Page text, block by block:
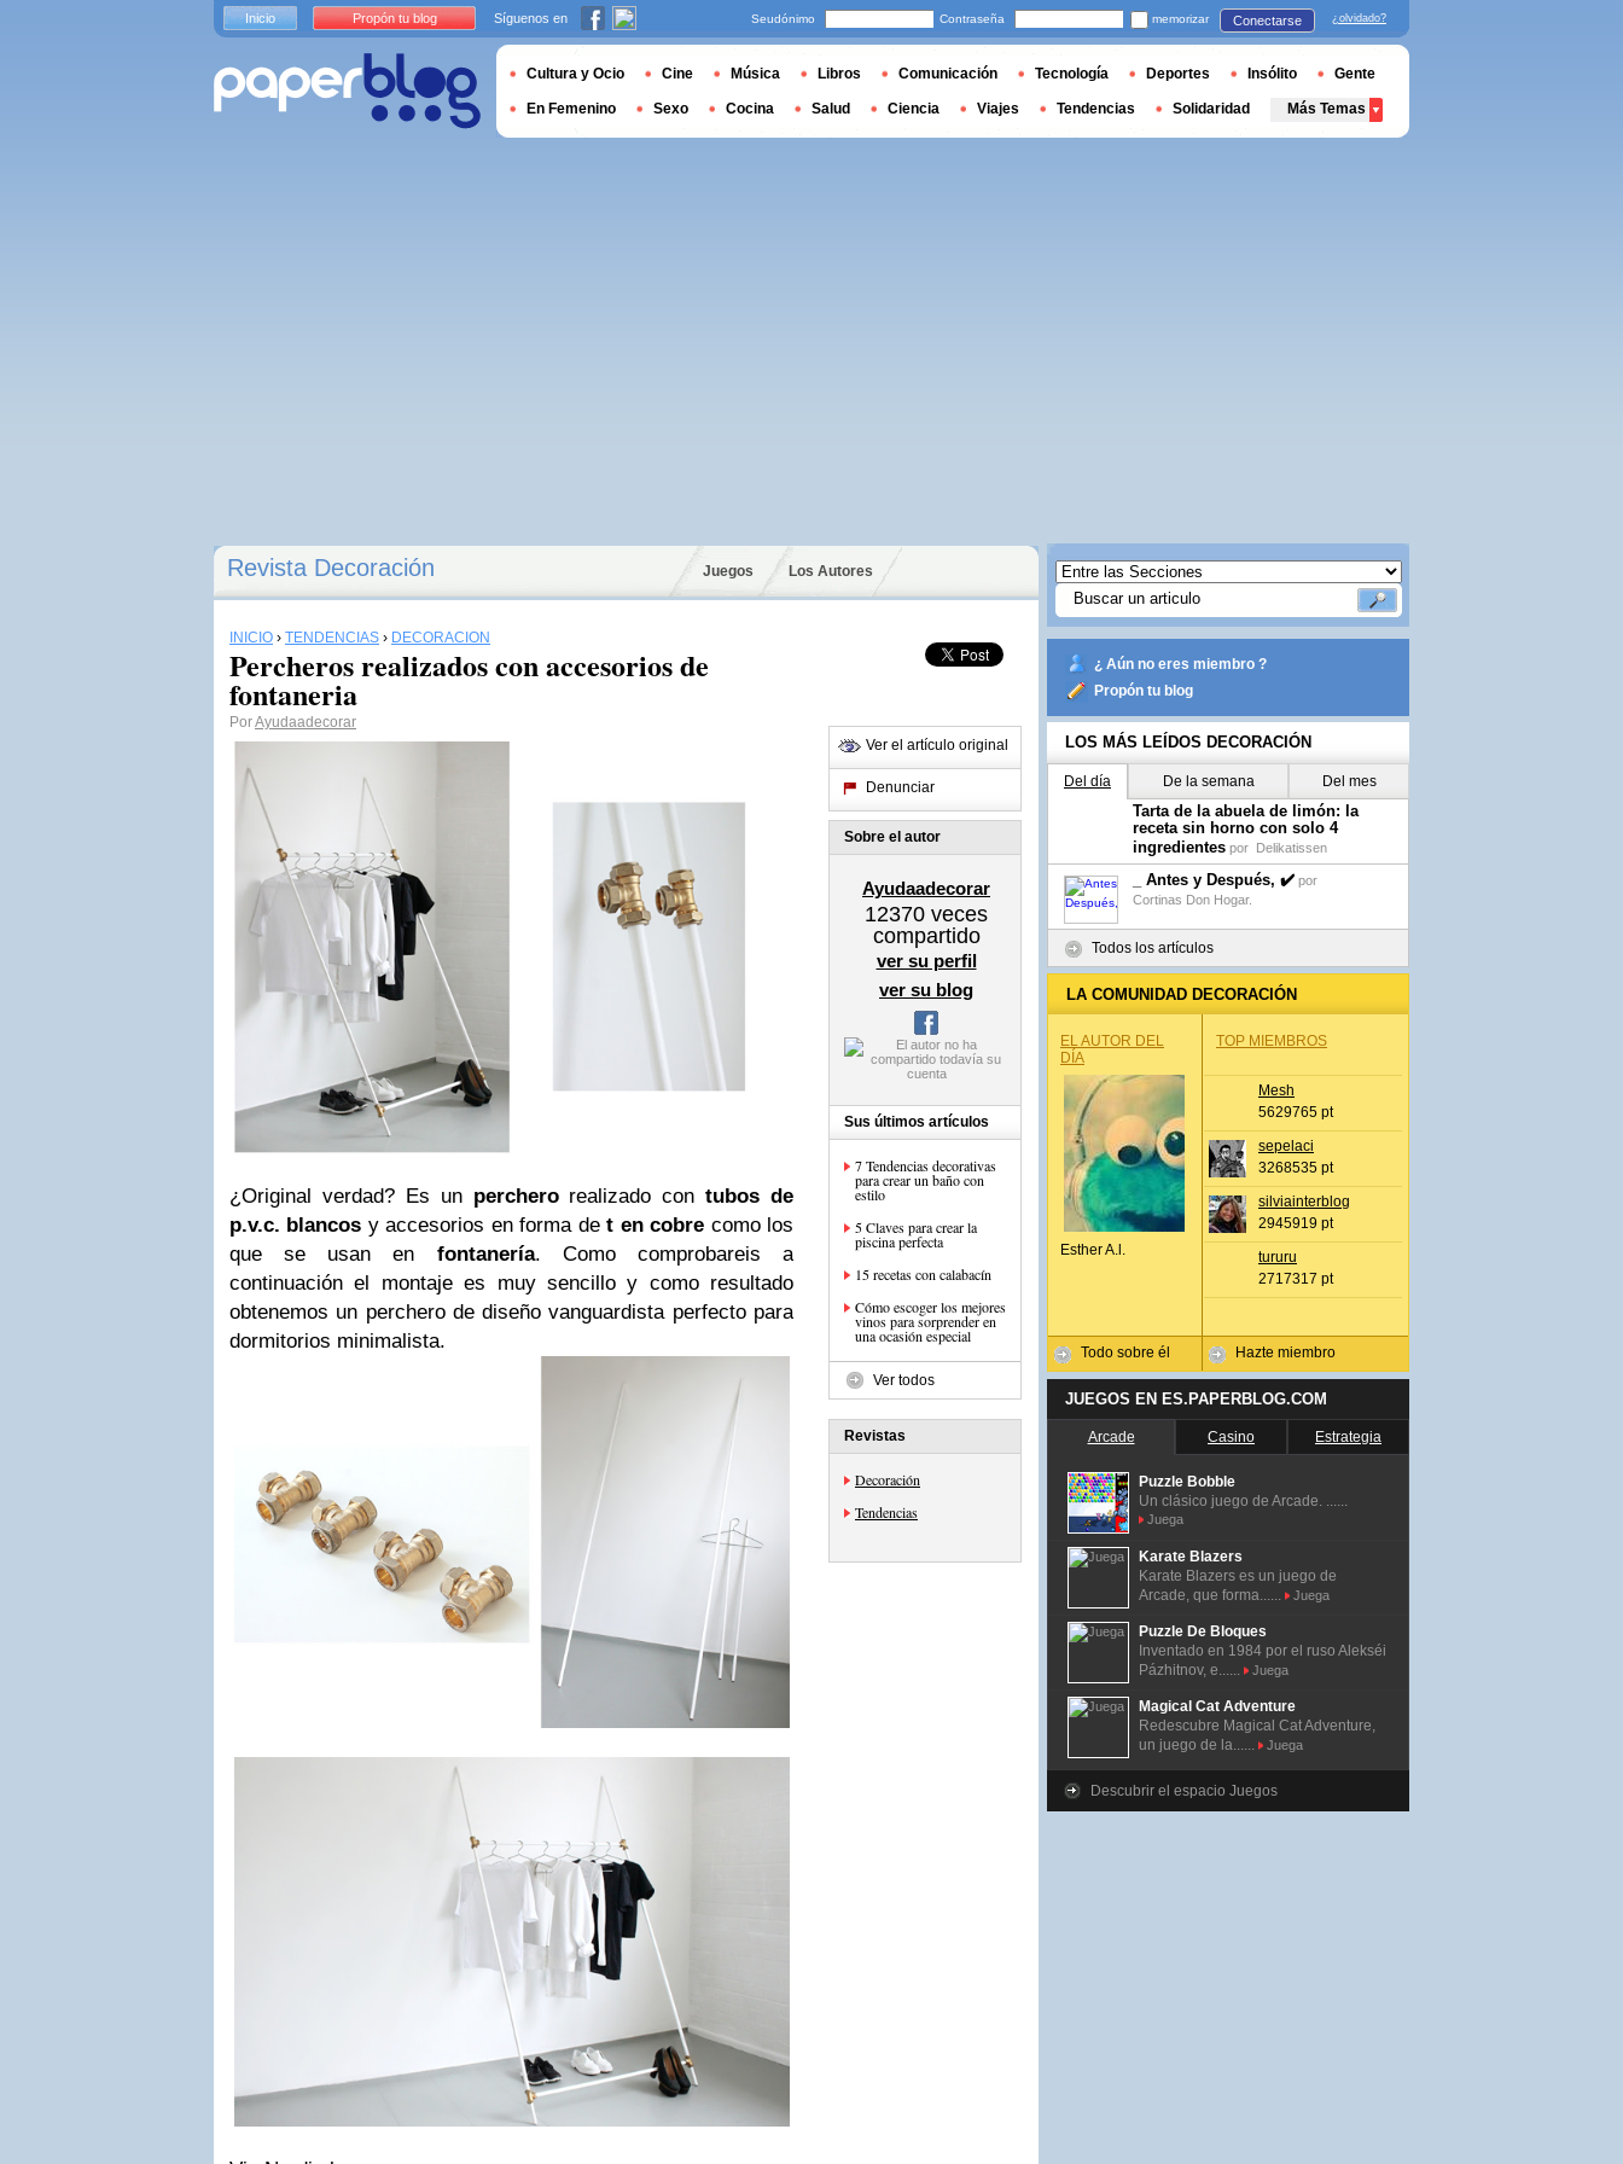
Revista Decoración Juegos Los Autores
INICIO › TENDENCIAS › DECORACIÓN
Percheros realizados con accesorios de
fontaneria
PorAyudaadecorar
¿Original verdad? Es unpercherorealizado contubos de
p.v.c. blancos y accesorios en forma det en cobre como los
que se usan en fontanería. Como comprobareis a
continuación el montaje es muy sencillo y como resultado
obtenemos un perchero de diseño vanguardista perfecto para
dormitorios minimalista.
Ver el artículo original
Denunciar
Sobre el autor
Ayudaadecorar
12370 veces
compartido
ver su perfil
ver su blog
Sus últimos artículos
7 Tendencias decorativas
para crear un baño con
estilo
5 Claves para crear la
piscina perfecta
15 recetas con calabacín
Cómo escoger los mejores
vinos para sorprender en
una ocasión especial
Ver todos
Revistas
Decoración
Tendencias
¿ Aún no eres miembro ?
Propón tu blog
LOS MÁS LEÍDOS DECORACIÓN
Del día De la semana Del mes
Tarta de la abuela de limón: la
receta sin horno con solo 4
ingredientes por Delikatissen
_ Antes y Después, ✔️ por
Cortinas Don Hogar.
Todos los artículos
LA COMUNIDAD DECORACIÓN
EL AUTOR DEL
DÍA
Esther A.l.
Todo sobre él
TOP MIEMBROS
Mesh
5629765 pt
sepelaci
3268535 pt
silviainterblog
2945919 pt
tururu
2717317 pt
Hazte miembro
JUEGOS EN ES.PAPERBLOG.COM
Arcade Casino Estrategia
Puzzle Bobble
Un clásico juego de Arcade. ......
Juega
Karate Blazers
Karate Blazers es un juego de
Arcade, que forma......
Juega
Puzzle De Bloques
Inventado en 1984 por el ruso Alekséi
Pázhitnov, e......
Juega
Magical Cat Adventure
Redescubre Magical Cat Adventure,
un juego de la......
Juega
Descubrir el espacio Juegos
Inicio Propón tu blog Síguenos en Seudónimo Contraseña memorizar Conectarse ¿olvidado?
Cultura y Ocio Cine Música Libros Comunicación Tecnología Deportes Insólito Gente
En Femenino Sexo Cocina Salud Ciencia Viajes Tendencias Solidaridad Más Temas